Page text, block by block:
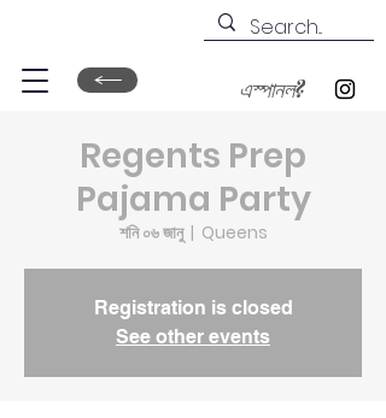
এস্পানল?
Regents Prep
Pajama Party
শনি ০৬ জানু
  |
Queens
Registration is closed
See other events